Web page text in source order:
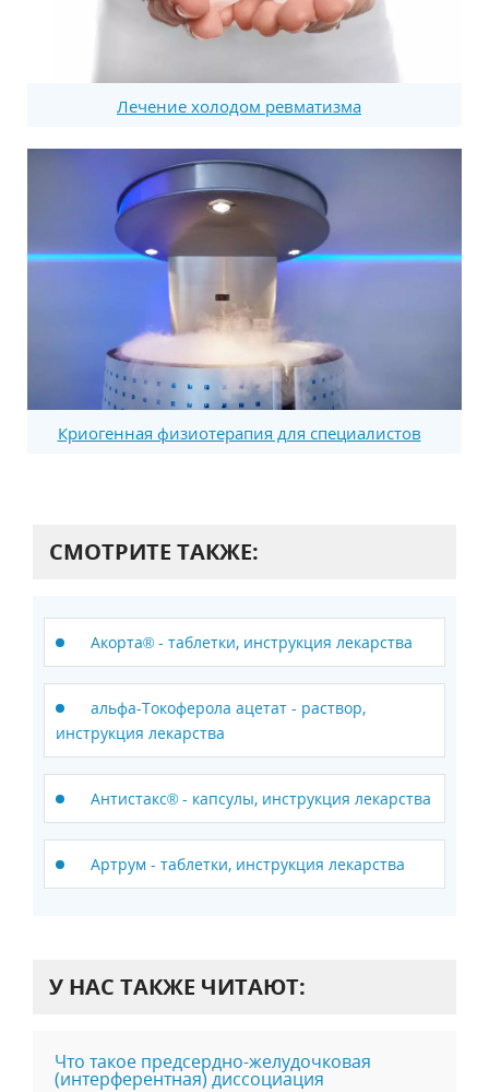
Лечение холодом ревматизма
Криогенная физиотерапия для специалистов
СМОТРИТЕ ТАКЖЕ:
Акорта® - таблетки, инструкция лекарства
альфа-Токоферола ацетат - раствор,
инструкция лекарства
Антистакс® - капсулы, инструкция лекарства
Артрум - таблетки, инструкция лекарства
У НАС ТАКЖЕ ЧИТАЮТ:
Что такое предсердно-желудочковая
(интерферентная) диссоциация